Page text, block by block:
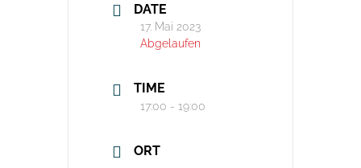
DATE
17. Mai 2023
Abgelaufen
TIME
17:00 - 19:00
ORT